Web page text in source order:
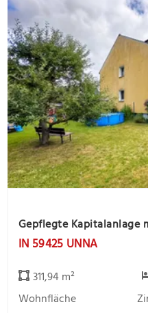
IN 59425 UNNA
311,94 m²
Wohnfläche